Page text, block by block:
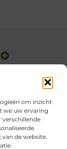
om inzicht
we uw ervaring
verschillende
de website.
motivatie